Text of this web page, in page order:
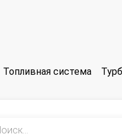
Топливная система